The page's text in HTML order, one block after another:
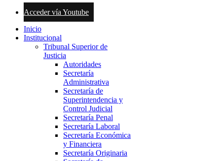
Acceder vía Youtube
Inicio
Institucional
Tribunal Superior de
Justicia
Autoridades
Secretaría
Administrativa
Secretaría de
Superintendencia y
Control Judicial
Secretaría Penal
Secretaría Laboral
Secretaría Económica
y Financiera
Secretaría Originaria